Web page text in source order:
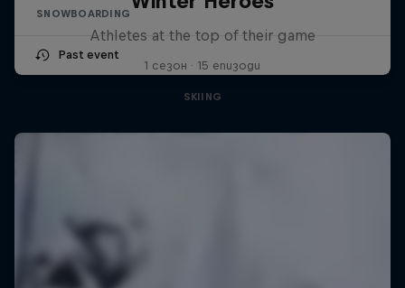
SNOWBOARDING
Past event
Athletes at the top of their game
1 сезон · 15 епизоди
SKIING